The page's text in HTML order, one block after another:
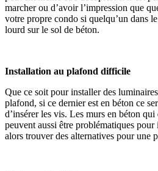
marcher ou d’avoir l’impression que
votre propre condo si quelqu’un dans
lourd sur le sol de béton.
Installation au plafond difficile
Que ce soit pour installer des
plafond, si ce dernier est en béton ce
d’insérer les vis. Les murs en béton
peuvent aussi être problématiques
alors trouver des alternatives pour une